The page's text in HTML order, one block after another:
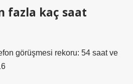
fazla kaç saat
görüşmesi rekoru: 54 saat ve